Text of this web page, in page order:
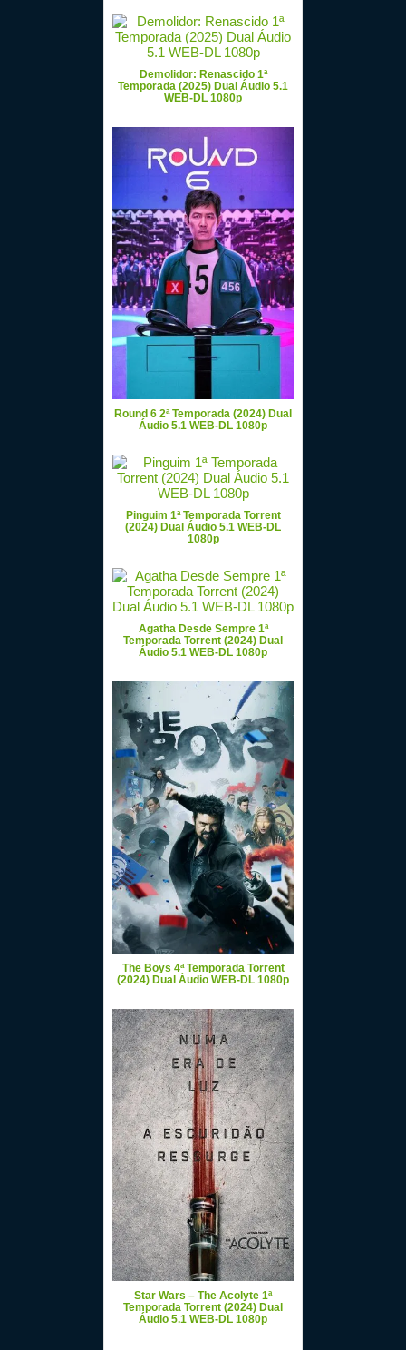
Demolidor: Renascido 1ª
Temporada (2025) Dual Áudio 5.1
WEB-DL 1080p
Round 6 2ª Temporada (2024) Dual
Áudio 5.1 WEB-DL 1080p
Pinguim 1ª Temporada Torrent
(2024) Dual Áudio 5.1 WEB-DL
1080p
Agatha Desde Sempre 1ª
Temporada Torrent (2024) Dual
Áudio 5.1 WEB-DL 1080p
The Boys 4ª Temporada Torrent
(2024) Dual Áudio WEB-DL 1080p
Star Wars – The Acolyte 1ª
Temporada Torrent (2024) Dual
Áudio 5.1 WEB-DL 1080p